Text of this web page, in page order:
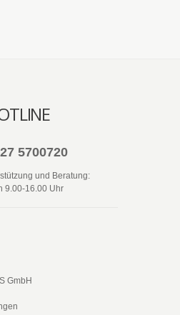
5700720
und Beratung:
9.00-16.00 Uhr
GmbH